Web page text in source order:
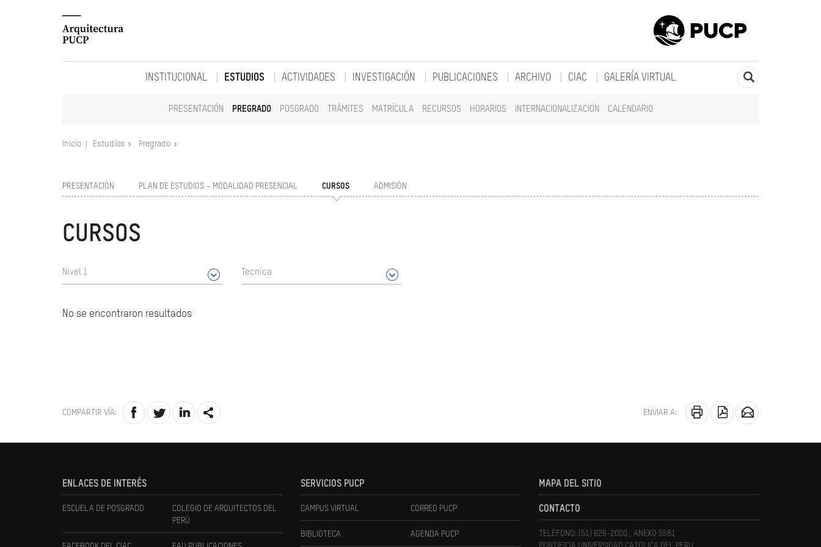
INSTITUCIONAL ESTUDIOS
PRESENTACIÓN PREGRADO POSGRADO TRÁMITES MATRÍCULA RECURSOS HORARIOS INTERNACIONALIZACIÓN CALENDARIO
ACTIVIDADES INVESTIGACIÓN PUBLICACIONES ARCHIVO CIAC GALERÍA VIRTUAL
Inicio Estudios Pregrado
PRESENTACIÓN PLAN DE ESTUDIOS – MODALIDAD PRESENCIAL CURSOS ADMISIÓN
CURSOS
Nivel 1 Tecnica
No se encontraron resultados
COMPARTIR VÍA: ENVIAR A:
ENLACES DE INTERÉS
ESCUELA DE POSGRADO
COLEGIO DE ARQUITECTOS DEL
PERÚ
SERVICIOS PUCP
CAMPUS VIRTUAL CORREO PUCP
BIBLIOTECA AGENDA PUCP
MAPA DEL SITIO
CONTACTO
TELÉFONO: (51) 626-2000 , ANEXO 5581